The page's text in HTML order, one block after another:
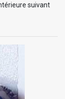
suivant